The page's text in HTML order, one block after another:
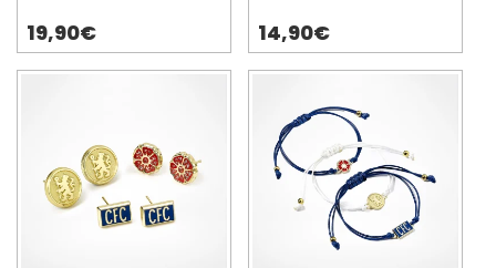
19,90€ 14,90€